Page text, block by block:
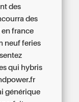
des
des
france
neuf feries
qui hybris
générique